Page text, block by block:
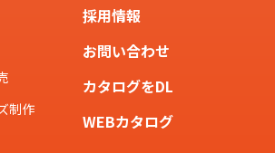
制作
採用情報
お問い合わせ
カタログをDL
WEBカタログ